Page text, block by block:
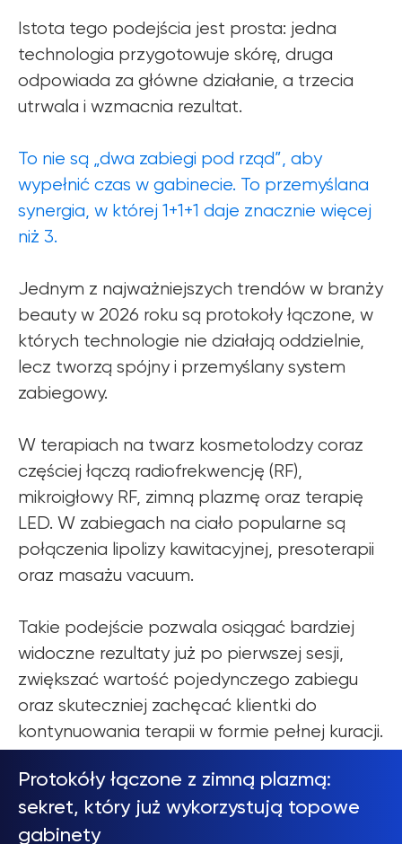
Istota tego podejścia jest prosta: jedna
technologia przygotowuje skórę, druga
odpowiada za główne działanie, a trzecia
utrwala i wzmacnia rezultat.
To nie są „dwa zabiegi pod rząd”, aby
wypełnić czas w gabinecie. To przemyślana
synergia, w której 1+1+1 daje znacznie więcej
niż 3.
Jednym z najważniejszych trendów w branży
beauty w 2026 roku są protokoły łączone, w
których technologie nie działają oddzielnie,
lecz tworzą spójny i przemyślany system
zabiegowy.
W terapiach na twarz kosmetolodzy coraz
częściej łączą radiofrekwencję (RF),
mikroigłowy RF, zimną plazmę oraz terapię
LED. W zabiegach na ciało popularne są
połączenia lipolizy kawitacyjnej, presoterapii
oraz masażu vacuum.
Takie podejście pozwala osiągać bardziej
widoczne rezultaty już po pierwszej sesji,
zwiększać wartość pojedynczego zabiegu
oraz skuteczniej zachęcać klientki do
kontynuowania terapii w formie pełnej kuracji.
Protokóły łączone z zimną plazmą:
sekret, który już wykorzystują topowe
gabinety